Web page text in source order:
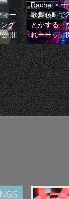
ィー
グ
開
Rachel ×
歌舞伎町で
とかする『
れーーッ』